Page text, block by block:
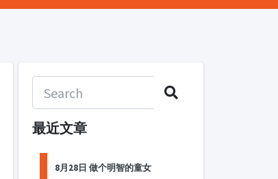
最近文章
8月28日 做个明智的童女